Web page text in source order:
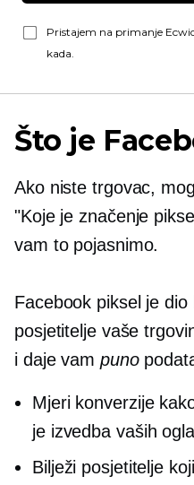
Pristajem na primanje
kada.
Što je
Ako niste trgovac,
"Koje je značenje
vam to pojasnimo.
Facebook piksel je
posjetitelje vaše
i daje vam puno
Mjeri konverzije
je izvedba vaših
Bilježi posjetitelje